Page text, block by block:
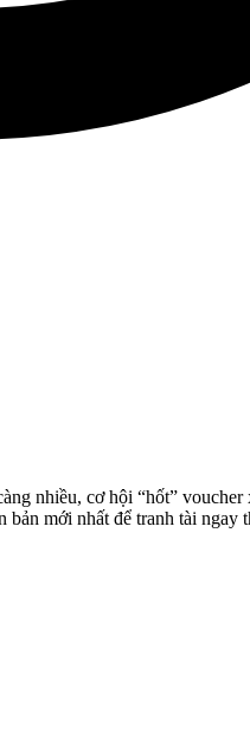
nhiều, cơ hội “hốt”
mới nhất để tranh tài ngay